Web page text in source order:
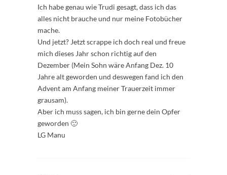
Ich habe genau wie Trudi gesagt, dass ich das
alles nicht brauche und nur meine Fotobücher
mache.
Und jetzt? Jetzt scrappe ich doch real und freue
mich dieses Jahr schon richtig auf den
Dezember (Mein Sohn wäre Anfang Dez. 10
Jahre alt geworden und deswegen fand ich den
Advent am Anfang meiner Trauerzeit immer
grausam).
Aber ich muss sagen, ich bin gerne dein Opfer
geworden 🙂
LG Manu